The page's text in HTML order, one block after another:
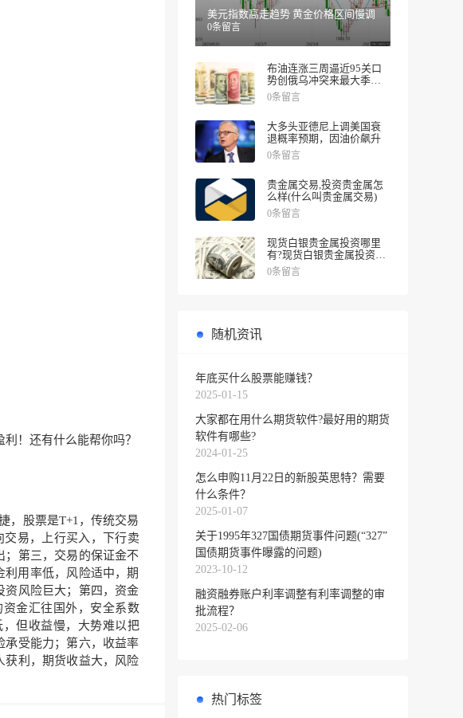
利！还有什么能帮你吗？
，股票是T+1，传统交易
易，上行买入，下行卖
；第三，交易的保证金不
用率低，风险适中，期
资风险巨大；第四，资金
金汇往国外，安全系数
但收益慢，大势难以把
承受能力；第六，收益率
获利，期货收益大，风险
美元指数高走趋势 黄金价格区间慢调
0条留言
布油连涨三周逼近95关口
势创俄乌冲突来最大季度
涨幅
0条留言
大多头亚德尼上调美国衰
退概率预期，因油价飙升
0条留言
贵金属交易,投资贵金属怎
么样(什么叫贵金属交易)
0条留言
现货白银贵金属投资哪里
有?现货白银贵金属投资被
诱导投资亏损
0条留言
随机资讯
年底买什么股票能赚钱？
2025-01-15
大家都在用什么期货软件?最好用的期货
软件有哪些?
2024-01-25
怎么申购11月22日的新股英思特？需要
什么条件？
2025-01-07
关于1995年327国债期货事件问题(“327”
国债期货事件曝露的问题)
2023-10-12
融资融券账户利率调整有利率调整的审
批流程？
2025-02-06
热门标签